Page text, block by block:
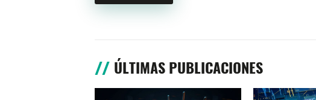
ÚLTIMAS PUBLICACIONES